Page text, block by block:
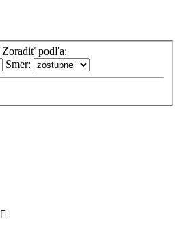
Zoradiť podľa:
Smer: